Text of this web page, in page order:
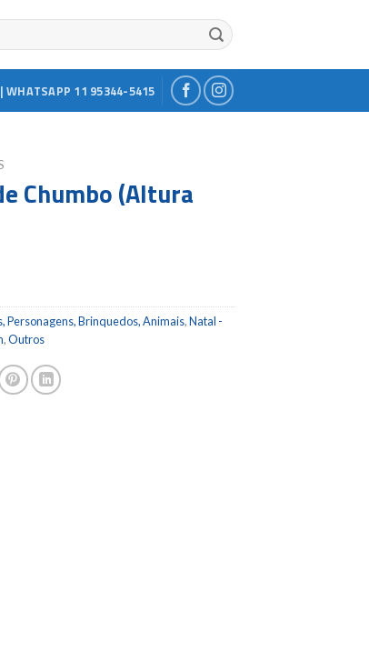
11 95344-5415
Chumbo (Altura
Personagens, Brinquedos, Animais,Natal -
,Outros